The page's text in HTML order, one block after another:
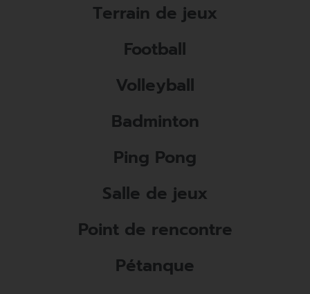
Terrain de jeux
Football
Volleyball
Badminton
Ping Pong
Salle de jeux
Point de rencontre
Pétanque